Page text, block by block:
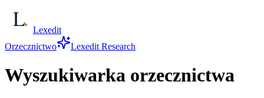
Lexedit
Orzecznictwo
Lexedit Research
Wyszukiwarka orzecznictwa